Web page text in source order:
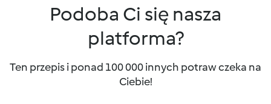
Podoba Ci się nasza
platforma?
Ten przepis i ponad 100 000 innych potraw czeka na
Ciebie!